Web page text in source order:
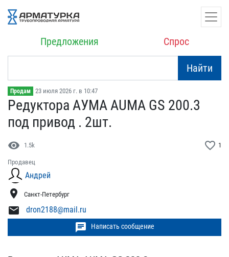
Предложения Спрос
Найти
Продам 23 июля 2026 г. в 10:47
Редукторa АУМА AUMA GS 2​00.3
под привод . 2шт.
visibility 1.5k favorite_border 1
Продавец
Андрей
location_on Санкт-Петербург
mail dron2188@mail.ru
chat Написать сообщение